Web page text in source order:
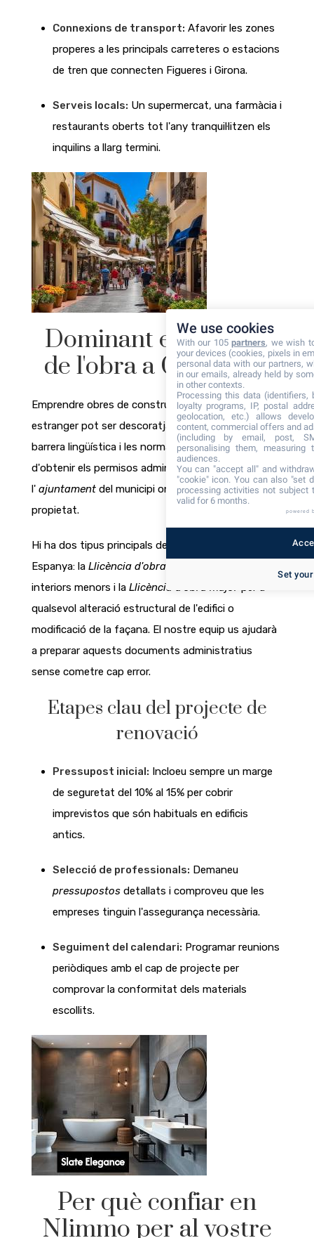
Connexions de transport: Afavorir les zones
properes a les principals carreteres o estacions
de tren que connecten Figueres i Girona.
Serveis locals: Un supermercat, una farmàcia i
restaurants oberts tot l'any tranquil·litzen els
inquilins a llarg termini.
Dominant el progrés
de l'obra a Catalunya
Emprendre obres de construcció en un país
estranger pot ser descoratjador a causa de la
barrera lingüística i les normatives locals. Heu
d'obtenir els permisos administratius necessaris de
l' ajuntament del municipi on es troba la vostra
propietat.
Hi ha dos tipus principals de permisos d'obra a
Espanya: la Llicència d'obra menor
interiors menors i la Llicència d'obra major per a
qualsevol alteració estructural de l'edifici o
modificació de la façana. El nostre equip us ajudarà
a preparar aquests documents administratius
sense cometre cap error.
Etapes clau del projecte de
renovació
Pressupost inicial: Incloeu sempre un marge
de seguretat del 10% al 15% per cobrir
imprevistos que són habituals en edificis
antics.
Selecció de professionals: Demaneu
pressupostos detallats i comproveu que les
empreses tinguin l'assegurança necessària.
Seguiment del calendari: Programar reunions
periòdiques amb el cap de projecte per
comprovar la conformitat dels materials
escollits.
Per què confiar en
N1immo per al vostre
We use cookies
With our 105partners, we wish
your devices (cookies, pixels in
personal data with our partners,
in our emails, already held by
in other contexts.
Processing this data (identifiers,
loyalty programs, IP, postal
geolocation, etc.) allows
content, commercial offers and
(including by email, post,
personalising them, measuring
audiences.
You can "accept all" and
"cookie" icon. You can also "set
processing activities not subject
valid for 6 months.
powered
Set